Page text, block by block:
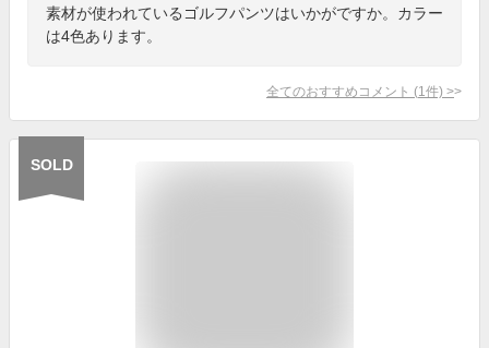
素材が使われているゴルフパンツはいかがですか。カラー
は4色あります。
全てのおすすめコメント (1 件) >
SOLD